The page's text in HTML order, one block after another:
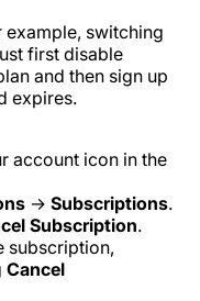
switching
first disable
and then sign up
expires.
account icon in the
→ Subscriptions.
Subscription.
subscription,
Cancel